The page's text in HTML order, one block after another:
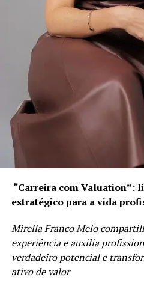
“Carreira com Valuation”:
estratégico para a vida
Mirella Franco Melo
experiência e auxilia
verdadeiro potencial e
ativo de valor